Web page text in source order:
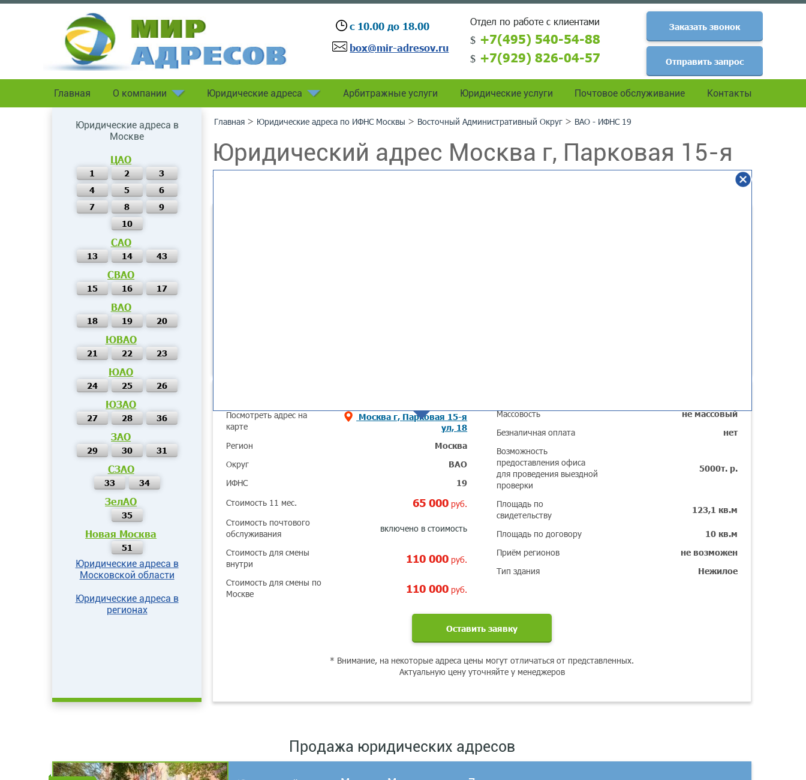
с 10.00 до 18.00
box@mir-adresov.ru
Отдел по работе с клиентами
+7(495) 540-54-88
+7(929) 826-04-57
Заказать звонок
Отправить запрос
Главная О компании Юридические адреса Арбитражные услуги Юридические услуги Почтовое обслуживание Контакты
Юридические адреса в
Москве
ЦАО
1 2
3
4
5
6
7
8
9
10
САО
13 14 43
СВАО
15 16 17
ВАО
18 19 20
ЮВАО
21 22 23
ЮАО
24 25 26
ЮЗАО
27 28 36
ЗАО
29 30 31
СЗАО
33 34
ЗелАО
35
Новая Москва
51
Юридические адреса в
Московской области
Юридические адреса в
регионах
Главная > Юридические адреса по ИФНС Москвы > Восточный Административный Округ > ВАО - ИФНС 19
Юридический адрес Москва г, Парковая 15-я
ул, 18
Посмотреть адрес на
карте
ул, 18
Регион Москва
Округ ВАО
ИФНС 19
Стоимость 11 мес. 65 000 руб.
Стоимость почтового
обслуживания
включено в стоимость
Стоимость для смены
внутри
110 000 руб.
Стоимость для смены по
Москве
110 000 руб.
Массовость не массовый
Безналичная оплата нет
Возможность
предоставления офиса
для проведения выездной
проверки
5000т. р.
Площадь по
свидетельству
123,1 кв.м
Площадь по договору 10 кв.м
Приём регионов не возможен
Тип здания Нежилое
Оставить заявку
* Внимание, на некоторые адреса цены могут отличаться от представленных.
Актуальную цену уточняйте у менеджеров
Продажа юридических адресов